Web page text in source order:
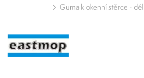
Guma k okenní stěrce -